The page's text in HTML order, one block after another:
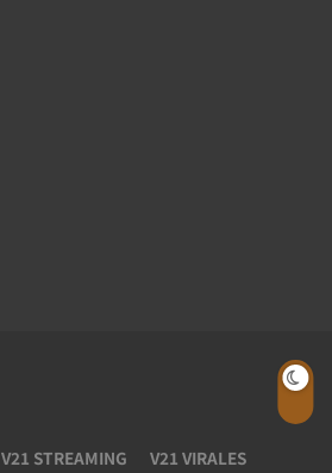
V21 STREAMING V21 VIRALES